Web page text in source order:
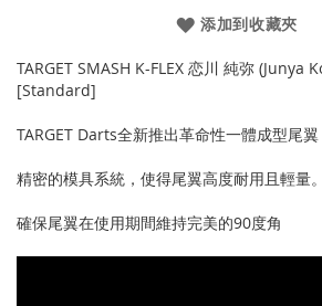
添加到收藏夾
TARGET SMASH K-FLEX 恋川 純弥 (Junya
[Standard]
TARGET Darts全新推出革命性一體成型尾翼
精密的模具系統，使得尾翼高度耐用且輕量。
確保尾翼在使用期間維持完美的90度角